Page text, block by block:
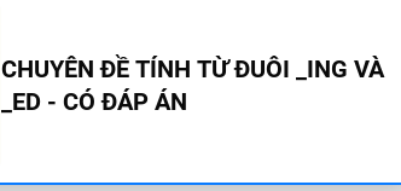
MINDMAP SPEAKING - TIẾNG ANH
6 - HỌC KỲ 1 - GLOBAL SUCCESS